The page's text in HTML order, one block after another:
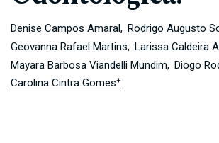
Denise Campos Amaral Rodrigo Augusto
Geovanna Rafael Martins
Larissa Caldeira
Mayara Barbosa Viandelli Mundim
Diogo
Carolina Cintra Gomes+